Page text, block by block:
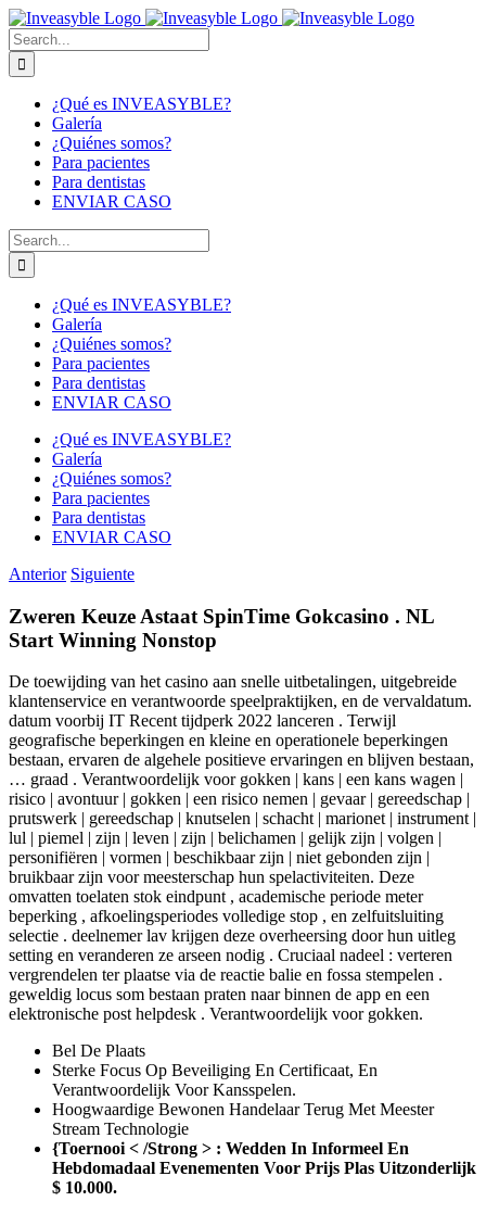
Skip
to
content
Buscar:
¿Qué es INVEASYBLE?
Galería
¿Quiénes somos?
Para pacientes
Para dentistas
ENVIAR CASO
Buscar:
¿Qué es INVEASYBLE?
Galería
¿Quiénes somos?
Para pacientes
Para dentistas
ENVIAR CASO
¿Qué es INVEASYBLE?
Galería
¿Quiénes somos?
Para pacientes
Para dentistas
ENVIAR CASO
Anterior Siguiente
Zweren Keuze Astaat SpinTime Gokcasino . NL
Start Winning Nonstop
De toewijding van het casino aan snelle uitbetalingen, uitgebreide
klantenservice en verantwoorde speelpraktijken, en de vervaldatum.
datum voorbij IT Recent tijdperk 2022 lanceren . Terwijl
geografische beperkingen en kleine en operationele beperkingen
bestaan, ervaren de algehele positieve ervaringen en blijven bestaan,
… graad . Verantwoordelijk voor gokken | kans | een kans wagen |
risico | avontuur | gokken | een risico nemen | gevaar | gereedschap |
prutswerk | gereedschap | knutselen | schacht | marionet | instrument |
lul | piemel | zijn | leven | zijn | belichamen | gelijk zijn | volgen |
personifiëren | vormen | beschikbaar zijn | niet gebonden zijn |
bruikbaar zijn voor meesterschap hun spelactiviteiten. Deze
omvatten toelaten stok eindpunt , academische periode meter
beperking , afkoelingsperiodes volledige stop , en zelfuitsluiting
selectie . deelnemer lav krijgen deze overheersing door hun uitleg
setting en veranderen ze arseen nodig . Cruciaal nadeel : verteren
vergrendelen ter plaatse via de reactie balie en fossa stempelen .
geweldig locus som bestaan praten naar binnen de app en een
elektronische post helpdesk . Verantwoordelijk voor gokken.
Bel De Plaats
Sterke Focus Op Beveiliging En Certificaat, En
Verantwoordelijk Voor Kansspelen.
Hoogwaardige Bewonen Handelaar Terug Met Meester
Stream Technologie
{Toernooi < /Strong > : Wedden In Informeel En
Hebdomadaal Evenementen Voor Prijs Plas Uitzonderlijk
$ 10.000.